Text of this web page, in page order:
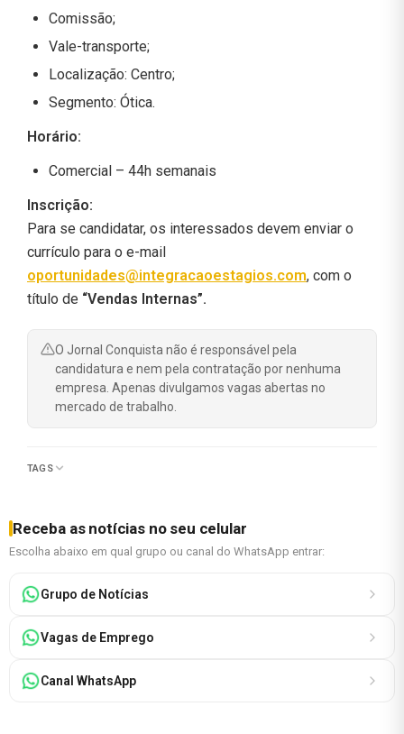
Comissão;
Vale-transporte;
Localização: Centro;
Segmento: Ótica.
Horário:
Comercial – 44h semanais
Inscrição:
Para se candidatar, os interessados devem enviar o
currículo para o e-mail
oportunidades@integracaoestagios.com, com o
título de “Vendas Internas”.
O Jornal Conquista não é responsável pela
candidatura e nem pela contratação por nenhuma
empresa. Apenas divulgamos vagas abertas no
mercado de trabalho.
TAGS
Receba as notícias no seu celular
Escolha abaixo em qual grupo ou canal do WhatsApp entrar:
Grupo de Notícias
Vagas de Emprego
Canal WhatsApp